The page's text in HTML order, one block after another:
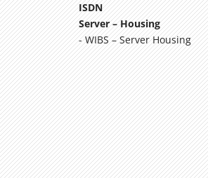
ISDN
Server – Housing
WIBS – Server Housing